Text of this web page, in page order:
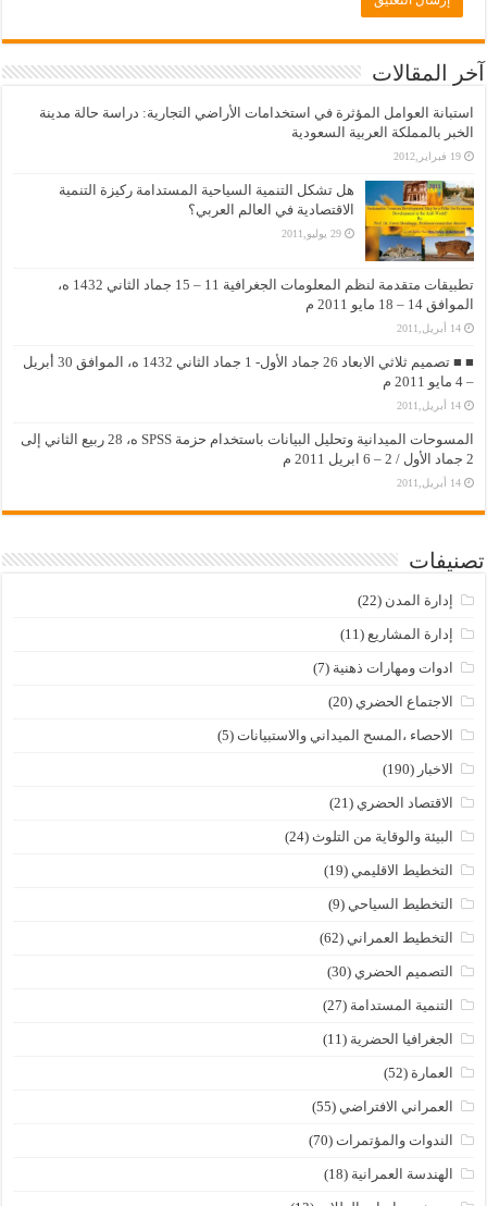
آخر المقالات
استبانة العوامل المؤثرة في استخدامات الأراضي التجارية: دراسة حالة مدينة
الخبر بالمملكة العربية السعودية
19 فبراير,2012
هل تشكل التنمية السياحية المستدامة ركيزة التنمية
الاقتصادية في العالم العربي؟
29 يوليو,2011
تطبيقات متقدمة لنظم المعلومات الجغرافية 11 – 15 جماد الثاني 1432 ه،
الموافق 14 – 18 مايو 2011 م
14 أبريل,2011
■ ■ تصميم ثلاثي الابعاد 26 جماد الأول- 1 جماد الثاني 1432 ه، الموافق 30 أبريل
– 4 مايو 2011 م
14 أبريل,2011
المسوحات الميدانية وتحليل البيانات باستخدام حزمة SPSS ه، 28 ربيع الثاني إلى
2 جماد الأول / 2 – 6 ابريل 2011 م
14 أبريل,2011
تصنيفات
إدارة المدن (22)
إدارة المشاريع (11)
ادوات ومهارات ذهنية (7)
الاجتماع الحضري (20)
الاحصاء ،المسح الميداني والاستبيانات (5)
الاخبار (190)
الاقتصاد الحضري (21)
البيئة والوقاية من التلوث (24)
التخطيط الاقليمي (19)
التخطيط السياحي (9)
التخطيط العمراني (62)
التصميم الحضري (30)
التنمية المستدامة (27)
الجغرافيا الحضرية (11)
العمارة (52)
العمراني الافتراضي (55)
الندوات والمؤتمرات (70)
الهندسة العمرانية (18)